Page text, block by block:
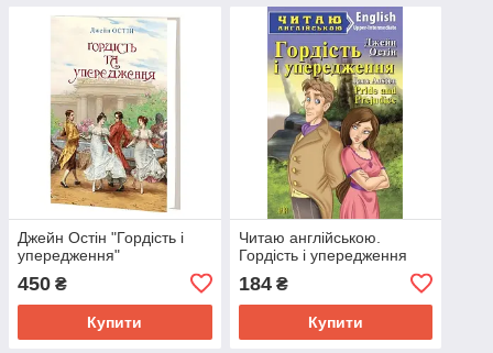
Джейн Остін "Гордість і
упередження"
450 ₴
Купити
Читаю англійською.
Гордість і упередження
184₴
Купити